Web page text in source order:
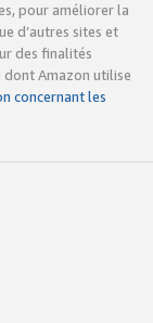
pour améliorer la
d’autres sites et
des finalités
dont Amazon utilise
concernant les